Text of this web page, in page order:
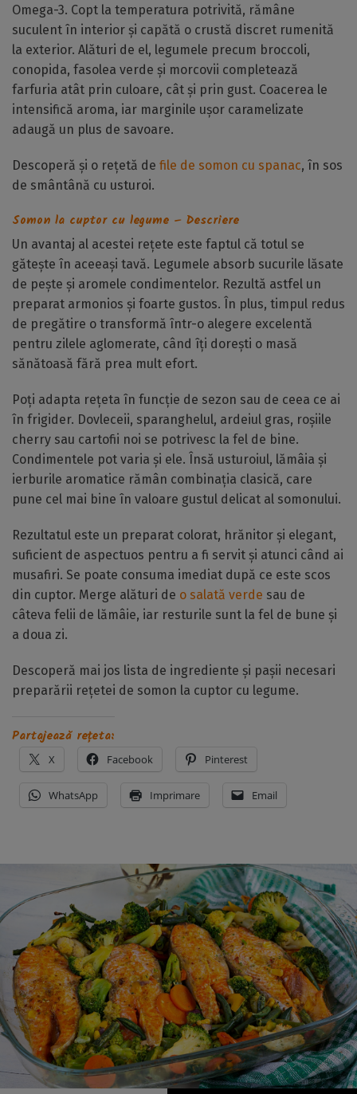
Omega-3. Copt la temperatura potrivită, rămâne
suculent în interior și capătă o crustă discret rumenită
la exterior. Alături de el, legumele precum broccoli,
conopida, fasolea verde și morcovii completează
farfuria atât prin culoare, cât și prin gust. Coacerea le
intensifică aroma, iar marginile ușor caramelizate
adaugă un plus de savoare.
Descoperă și o rețetă de file de somon cu spanac, în sos
de smântână cu usturoi.
Somon la cuptor cu legume – Descriere
Un avantaj al acestei rețete este faptul că totul se
gătește în aceeași tavă. Legumele absorb sucurile lăsate
de pește și aromele condimentelor. Rezultă astfel un
preparat armonios și foarte gustos. În plus, timpul redus
de pregătire o transformă într-o alegere excelentă
pentru zilele aglomerate, când îți dorești o masă
sănătoasă fără prea mult efort.
Poți adapta rețeta în funcție de sezon sau de ceea ce ai
în frigider. Dovleceii, sparanghelul, ardeiul gras, roșiile
cherry sau cartofii noi se potrivesc la fel de bine.
Condimentele pot varia și ele. Însă usturoiul, lămâia și
ierburile aromatice rămân combinația clasică, care
pune cel mai bine în valoare gustul delicat al somonului.
Rezultatul este un preparat colorat, hrănitor și elegant,
suficient de aspectuos pentru a fi servit și atunci când ai
musafiri. Se poate consuma imediat după ce este scos
din cuptor. Merge alături de o salată verde sau de
câteva felii de lămâie, iar resturile sunt la fel de bune și
a doua zi.
Descoperă mai jos lista de ingrediente și pașii necesari
preparării rețetei de somon la cuptor cu legume.
Partajează rețeta:
X Facebook Pinterest
WhatsApp Imprimare Email